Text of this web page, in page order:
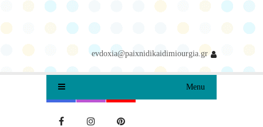
evdoxia@paixnidikaidimiourgia.gr
Menu